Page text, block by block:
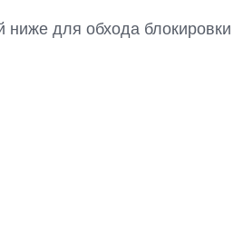
ниже для обхода блокировки